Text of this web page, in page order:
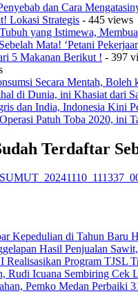
dan Cara
Lokasi Strategis - 445 views
yang Istimewa,
Mata! ‘Petani
5 Makanan Berikut ! - 397
Secara Mentah, Boleh
di Dunia, ini Khasiat dari
dan India, Indonesia Kini
Patuh Toba 2020, ini
Terdaftar
Kepedulian di Tahun Baru
Hasil Penjualan
Program TJSL
Rudi Icuana Sembiring Cek
Pemko Medan Perbaiki